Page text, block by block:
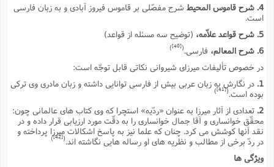
4. شرح قاموس المحیط
شرح مفصّلى بر قاموس فیروز آبادى و به زبان فارسى
است.
5. شرح قواعد علاّمه،
(توضیح سه مسئله از قواعد)
6. شرح المعالم،
فارسى. [40]
)
در خصوص تألیفات میرزاى شیروانى نکاتى قابل توجّه است:
1.در نگارش به زبان عربى بیش از فارسى توانایى داشته و زبان مادرى وى ترکى
بوده است. [41]
)
2.تعدادى از آثار میرزا به عنوان «ردّیه» استچرا که وى کتاب هاى عالمانى چون:
محقّق خوانسارى و آقا جمال خوانسارى را به دقّت مورد ارزیابى قرار داده و در
نقد آنها کوشش مى کرد. چنان که علما نیز به پاسخ اشکالات میرزا پرداخته و
در ردّ برخى از مطالب و نظریه هاى او رساله هایى نگاشته اند. [42]
)
ویژگى ها